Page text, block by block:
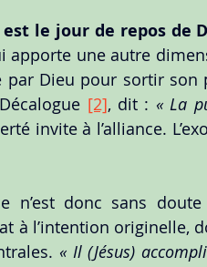
le jour de repos de
apporte une autre
Dieu pour sortir son
[2], dit : « La
invite à l’alliance.
n’est donc sans
à l’intention originelle,
« Il (Jésus)